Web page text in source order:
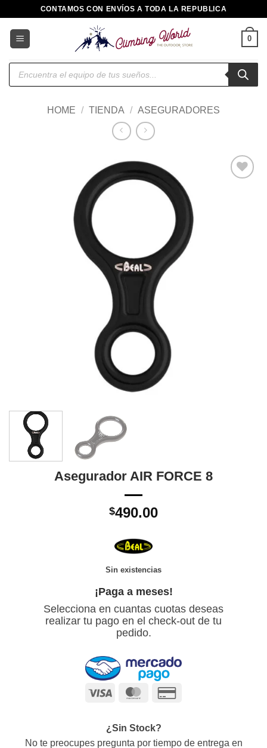
contenido
CONTAMOS CON ENVÍOS A TODA LA REPUBLICA
0
Búsqueda
HOME / TIENDA / ASEGURADORES
Asegurador AIR FORCE 8
$490.00
Sin existencias
¡Paga a meses!
Selecciona en cuantas cuotas deseas
realizar tu pago en el check-out de tu
pedido.
Visa MasterCard
¿Sin Stock?
No te preocupes pregunta por tiempo de entrega en